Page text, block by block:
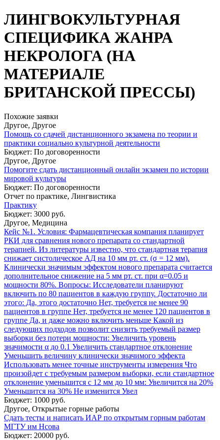
ЛИНГВОКУЛЬТУРНАЯ
СПЕЦИФИКА ЖАНРА
НЕКРОЛОГА (НА
МАТЕРИАЛЕ
БРИТАНСКОЙ ПРЕССЫ)
Похожие заявки
Другое, Другое
Помощь со сдачей дистанционного экзамена по теории и
практики социально культурной деятельности
Бюджет: По договоренности
Другое, Другое
Помогите сдать дистанционный онлайн экзамен по истории
мировой культуры
Бюджет: По договоренности
Отчет по практике, Лингвистика
Практику
Бюджет: 3000 руб.
Другое, Медицина
Кейс №1. Условия: Фармацевтическая компания планирует
РКИ для сравнения нового препарата со стандартной
терапией. Из литературы известно, что стандартная терапия
снижает систолическое АД на 10 мм рт. ст. (σ = 12 мм).
Клинически значимым эффектом нового препарата считается
дополнительное снижение на 5 мм рт. ст. при α=0.05 и
мощности 80%. Вопросы: Исследователи планируют
включить по 80 пациентов в каждую группу. Достаточно ли
этого: Да, этого достаточно Нет, требуется не менее 90
пациентов в группе Нет, требуется не менее 120 пациентов в
группе Да, и даже можно включить меньше Какой из
следующих подходов позволит снизить требуемый размер
выборки без потери мощности: Увеличить уровень
значимости α до 0.1 Увеличить стандартное отклонение
Уменьшить величину клинически значимого эффекта
Использовать менее точные инструменты измерения Что
произойдет с требуемым размером выборки, если стандартное
отклонение уменьшится с 12 мм до 10 мм: Увеличится на 20%
Уменьшится на 30% Не изменится Увел
Бюджет: 1000 руб.
Другое, Открытые горные работы
Сдать тесты и написать ИАР по открытым горным работам
МГТУ им Нсова
Бюджет: 20000 руб.